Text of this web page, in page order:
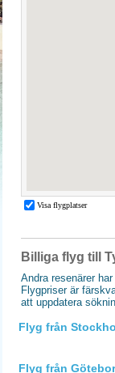
Billiga flyg till
Andra resenärer
Flygpriser är
att uppdatera
Flyg från
Flyg från